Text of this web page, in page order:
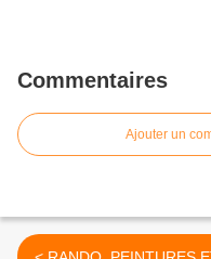
Commentaires
Ajouter un